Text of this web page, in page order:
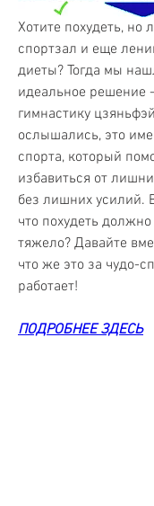
Хотите похудеть, но
спортзал и еще
диеты? Тогда мы
идеальное решение
гимнастику
ослышались, это
спорта, который
избавиться от
без лишних усилий.
что похудеть
тяжело? Давайте
что же это за чудо-
работает!
ПОДРОБНЕЕ ЗДЕСЬ